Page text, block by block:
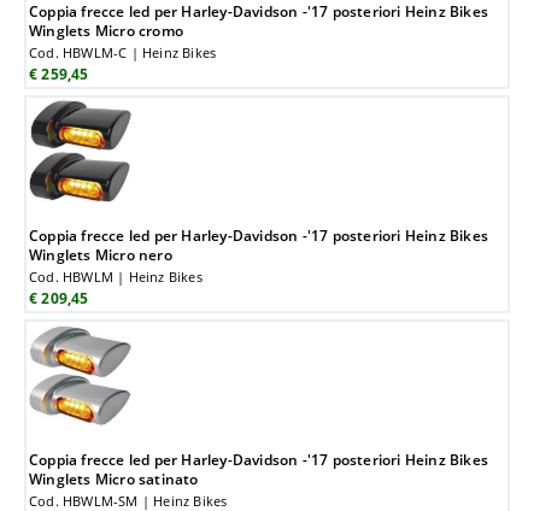
Coppia frecce led per Harley-Davidson -'17 posteriori Heinz Bikes
Winglets Micro cromo
Cod. HBWLM-C | Heinz Bikes
€ 259,45
Coppia frecce led per Harley-Davidson -'17 posteriori Heinz Bikes
Winglets Micro nero
Cod. HBWLM | Heinz Bikes
€ 209,45
Coppia frecce led per Harley-Davidson -'17 posteriori Heinz Bikes
Winglets Micro satinato
Cod. HBWLM-SM | Heinz Bikes